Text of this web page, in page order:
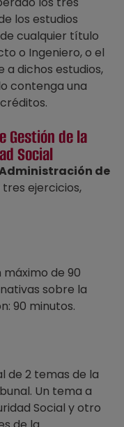
los estudios
cualquier título
o Ingeniero, o el
dichos estudios,
contenga una
Gestión de la
Social
de
ejercicios,
de 90
sobre la
90 minutos.
de 2 temas de la
Un tema a
Social y otro